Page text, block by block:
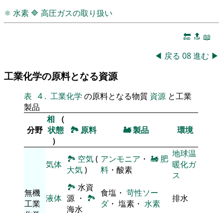
⚛ 水素 🔷 高圧ガスの取り扱い
🔚 🔝 📖
◀ 戻る 08進む ▶
工業化学の原料となる資源
表 4 . 工業化学 の原料となる物質 資源 と工業
製品
分野
相
（
状態
）
🏞 原料 🚂製品 環境
無機
工業
気体 🏞 空気(
大気)
アンモニア ・ 🚂 肥
料 ・酸素
地球温
暖化ガ
ス
液体
🏞 水資
源 ・ 🏞
海水
食塩・ 苛性ソー
ダ・ 塩素・ 水素 排水